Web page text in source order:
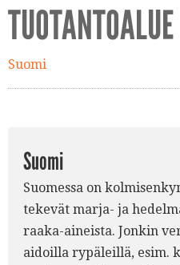
TUOTANTOALUE
Suomi
Suomi
Suomessa on
tekevät marja- ja
raaka-aineista. Jonkin
aidoilla rypäleillä, esim.